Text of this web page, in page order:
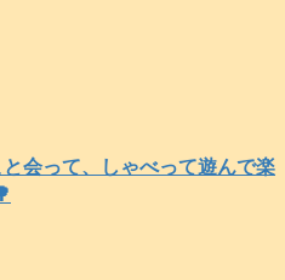
会って、しゃべって遊んで楽